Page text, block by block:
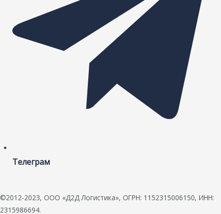
Телеграм
©2012-2023, ООО «Д2Д Логистика», ОГРН: 1152315006150, ИНН:
2315986694.